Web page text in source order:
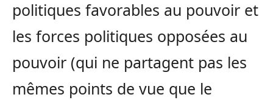
politiques favorables au pouvoir et
les forces politiques opposées au
pouvoir (qui ne partagent pas les
mêmes points de vue que le